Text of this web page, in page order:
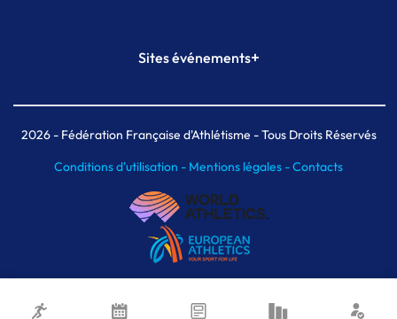
Plateforme Formation
Sites événements+
Meeting de Paris indoor
MAIF Ekiden de Paris
2026- Fédération Française d'Athlétisme - Tous Droits Réservés
Conditions d'utilisation - Mentions légales -Contacts